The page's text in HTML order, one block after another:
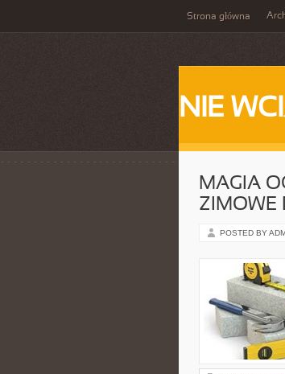
Strona główna
NIE
MAGIA
ZIMOWE
POSTED BY